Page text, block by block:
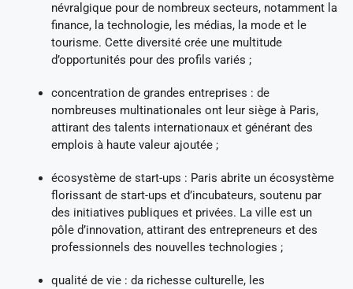
névralgique pour de nombreux secteurs, notamment la
finance, la technologie, les médias, la mode et le
tourisme. Cette diversité crée une multitude
d’opportunités pour des profils variés ;
concentration de grandes entreprises : de
nombreuses multinationales ont leur siège à Paris,
attirant des talents internationaux et générant des
emplois à haute valeur ajoutée ;
écosystème de start-ups : Paris abrite un écosystème
florissant de start-ups et d’incubateurs, soutenu par
des initiatives publiques et privées. La ville est un
pôle d’innovation, attirant des entrepreneurs et des
professionnels des nouvelles technologies ;
qualité de vie : da richesse culturelle, les